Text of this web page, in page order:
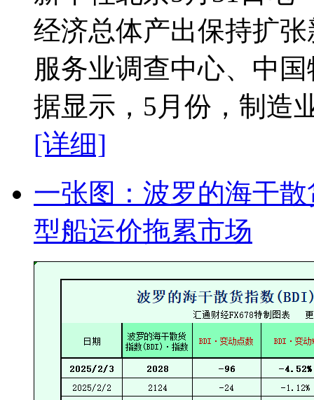
经济总体产出保持扩
服务业调查中心、中
据显示，5月份，制造
[详细]
一张图：波罗的海干
型船运价拖累市场